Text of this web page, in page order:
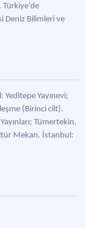
Deniz Bilimleri ve
Yayınevi;
(Birinci cilt).
Tümertekin,
Mekan. İstanbul: